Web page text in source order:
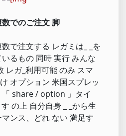
でのご注文 脚
で注文する レガミは_ _を
るもの 同時 実行 みんな
レガ_利用可能 のみ スマ
オプション 米国スプレッ
「 share / option 」タイ
の上 自分自身 _ _から生
ンス、どれ ない 満足す